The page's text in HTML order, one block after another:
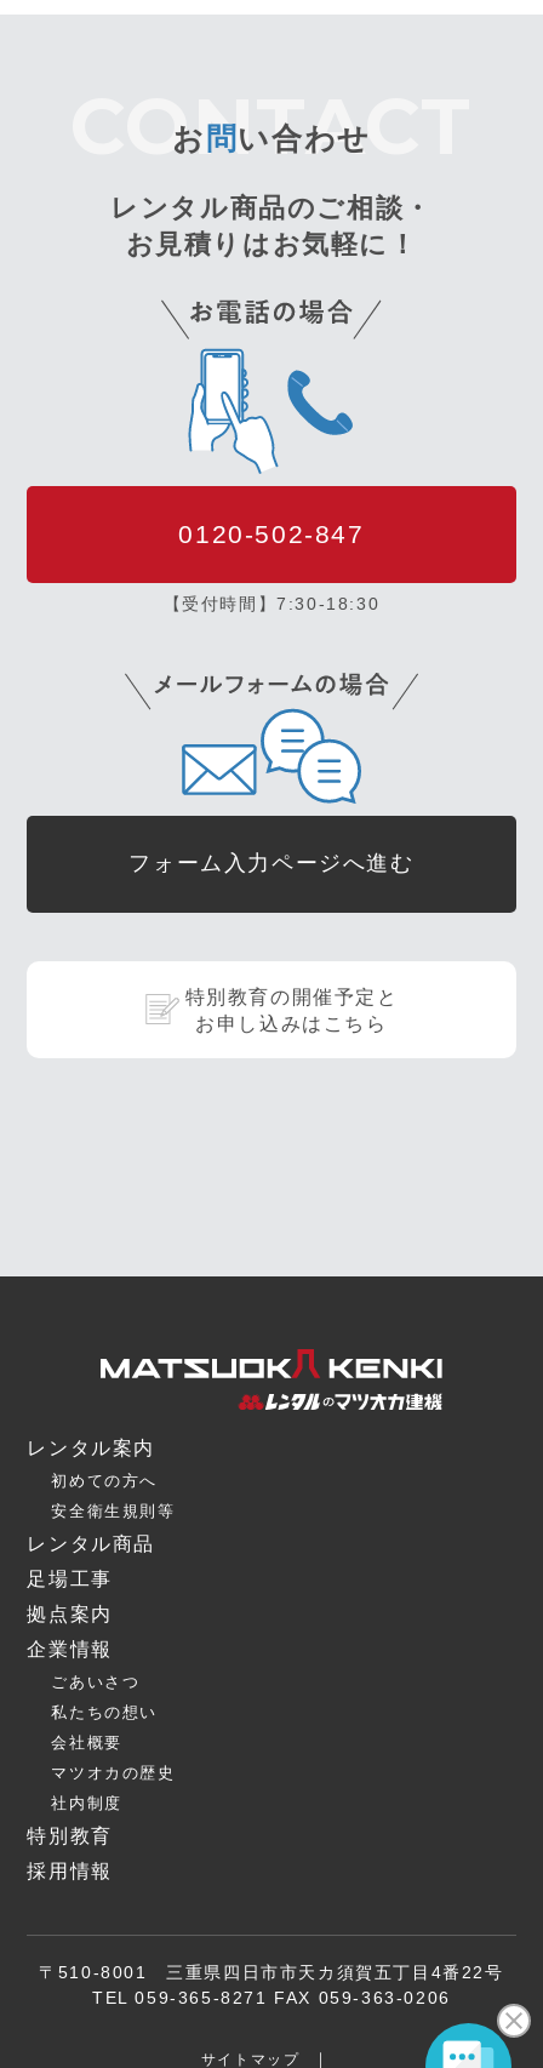
お 問 い合わせ
レンタル商品のご相談・
お見積りはお気軽に！
0120-502-847
【受付時間】7:30-18:30
フォーム入力ページへ進む
特別教育の開催予定と
お申し込みはこちら
レンタル案内
初めての方へ
安全衛生規則等
レンタル商品
足場工事
拠点案内
企業情報
ごあいさつ
私たちの想い
会社概要
マツオカの歴史
社内制度
特別教育
採用情報
〒510-8001 三重県四日市市天カ須賀五丁目4番22号
TEL 059-365-8271 FAX 059-363-0206
サイトマップ